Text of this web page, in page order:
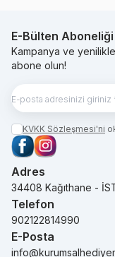
E-Bülten Aboneliği
Kampanya ve
abone olun!
KVKK Sözleşmesi'ni
Facebook
Instagram
Adres
34408 Kağıthane -
Telefon
902122814990
E-Posta